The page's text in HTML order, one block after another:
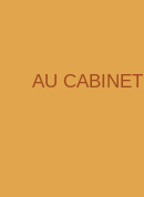
AU CABINET